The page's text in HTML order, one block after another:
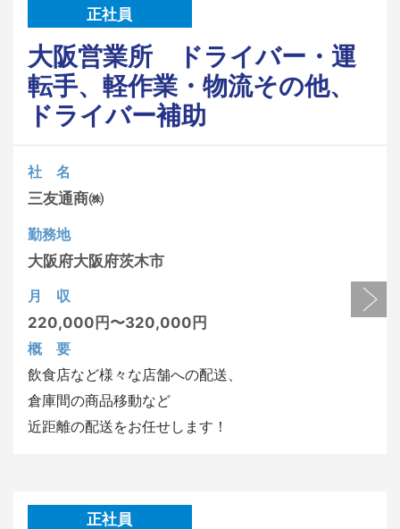
正社員
大阪営業所 ドライバー・運
転手、軽作業・物流その他、
ドライバー補助
社 名
三友通商㈱
勤務地
大阪府大阪府茨木市
月 収
220,000円〜320,000円
概 要
飲食店など様々な店舗への配送、
倉庫間の商品移動など
近距離の配送をお任せします！
正社員